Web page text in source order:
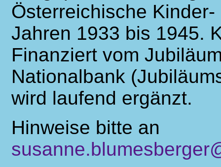
Österreichische
Jahren 1933 bis 1945.
Finanziert vom
Nationalbank
wird laufend ergänzt.
Hinweise bitte an